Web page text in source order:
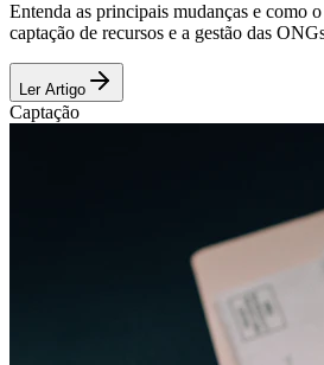
Entenda as principais mudanças e como
captação de recursos e a gestão das
Ler Artigo
Captação